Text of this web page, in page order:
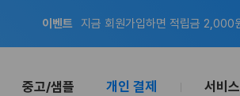
공지 8월 신용카드 무이자 할부 안
중고/샘플 개인 결제 서비